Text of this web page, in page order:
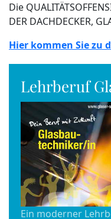
Die
DER DACHDECKER,
Hier kommen Sie zu
Lehrberuf
Ein moderner